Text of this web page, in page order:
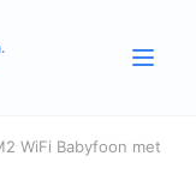
WiFi Babyfoon met